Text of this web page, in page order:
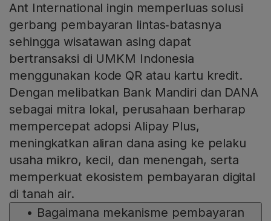
Ant International ingin memperluas solusi
gerbang pembayaran lintas‑batasnya
sehingga wisatawan asing dapat
bertransaksi di UMKM Indonesia
menggunakan kode QR atau kartu kredit.
Dengan melibatkan Bank Mandiri dan DANA
sebagai mitra lokal, perusahaan berharap
mempercepat adopsi Alipay Plus,
meningkatkan aliran dana asing ke pelaku
usaha mikro, kecil, dan menengah, serta
memperkuat ekosistem pembayaran digital
di tanah air.
• Bagaimana mekanisme pembayaran